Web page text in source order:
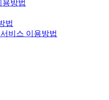
용방법
법
비스 이용방법